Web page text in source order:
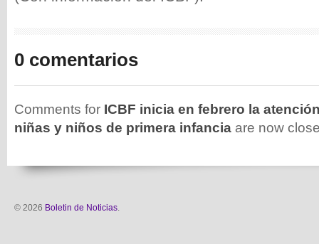
0 comentarios
Comments for ICBF inicia en febrero la
niñas y niños de primera infancia are now
© 2026 Boletin de Noticias.